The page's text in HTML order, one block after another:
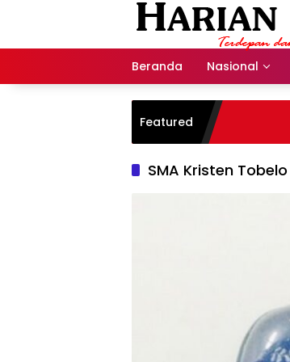
Beranda Nasional
Featured
SMA Kristen Tobelo